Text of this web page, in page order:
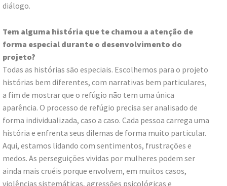
diálogo.
Tem alguma história que te chamou a atenção de
forma especial durante o desenvolvimento do
projeto?
Todas as histórias são especiais. Escolhemos para o projeto
histórias bem diferentes, com narrativas bem particulares,
a fim de mostrar que o refúgio não tem uma única
aparência. O processo de refúgio precisa ser analisado de
forma individualizada, caso a caso. Cada pessoa carrega uma
história e enfrenta seus dilemas de forma muito particular.
Aqui, estamos lidando com sentimentos, frustrações e
medos. As perseguições vividas por mulheres podem ser
ainda mais cruéis porque envolvem, em muitos casos,
violências sistemáticas, agressões psicológicas e